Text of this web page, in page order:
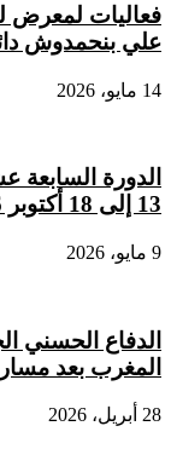
فعاليات لمعرض
علي بنحمدوش
14 مايو، 2026
الدورة
13 إلى 18 أكتوبر 2026
9 مايو، 2026
الدفاع الحسني
المغرب بعد
28 أبريل، 2026